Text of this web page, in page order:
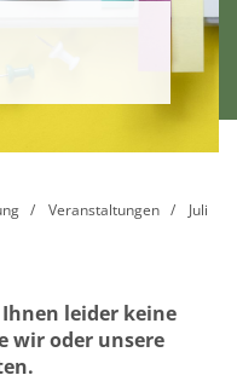
Veranstaltungen Juli
leider keine
wir oder unsere